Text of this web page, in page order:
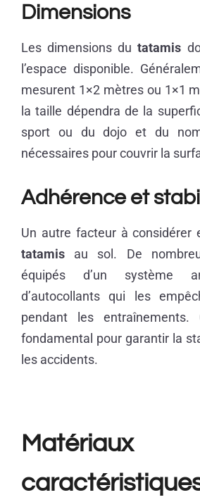
Dimensions
Les dimensions dutatamis
l’espace disponible.
mesurent 1×2 mètres ou 1×1
la taille dépendra de la
sport ou du dojo et du
nécessaires pour couvrir la
Adhérence et
Un autre facteur à considérer
tatamis au sol. De
équipés d’un système
d’autocollants qui les
pendant les
fondamental pour garantir la
les accidents.